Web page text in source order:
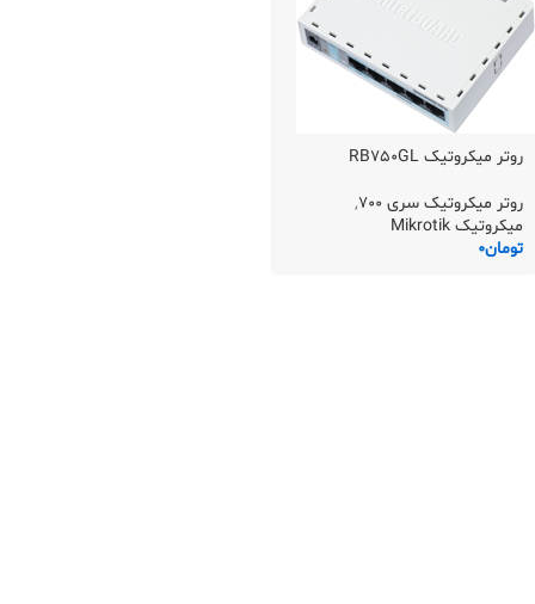
روتر میکروتیک RB750GL
روتر میکروتیک سری 700
,
میکروتیک Mikrotik
تومان0